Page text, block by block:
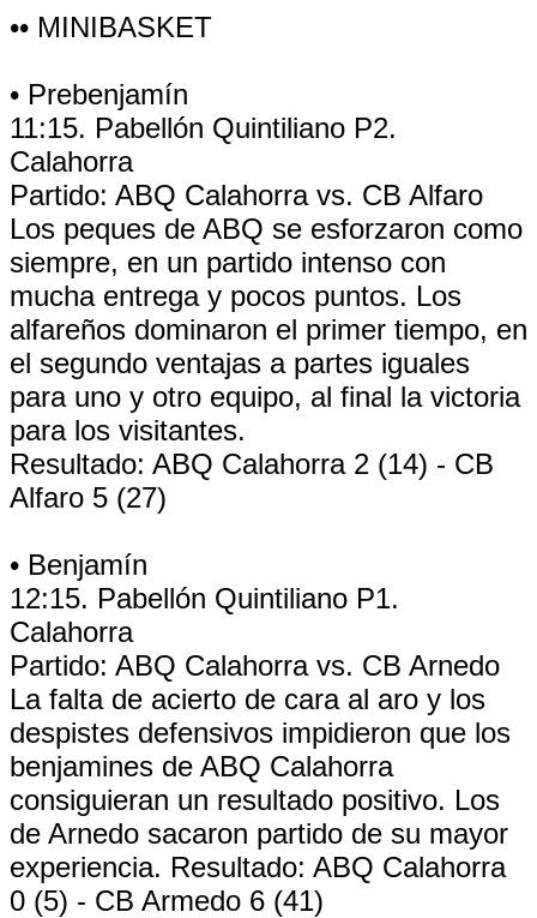
•• MINIBASKET
• Prebenjamín
11:15. Pabellón Quintiliano P2.
Calahorra
Partido: ABQ Calahorra vs. CB Alfaro
Los peques de ABQ se esforzaron como
siempre, en un partido intenso con
mucha entrega y pocos puntos. Los
alfareños dominaron el primer tiempo, en
el segundo ventajas a partes iguales
para uno y otro equipo, al final la victoria
para los visitantes.
Resultado: ABQ Calahorra 2 (14) - CB
Alfaro 5 (27)
• Benjamín
12:15. Pabellón Quintiliano P1.
Calahorra
Partido: ABQ Calahorra vs. CB Arnedo
La falta de acierto de cara al aro y los
despistes defensivos impidieron que los
benjamines de ABQ Calahorra
consiguieran un resultado positivo. Los
de Arnedo sacaron partido de su mayor
experiencia. Resultado: ABQ Calahorra
0 (5) - CB Armedo 6 (41)